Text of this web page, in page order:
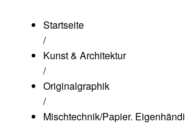
Startseite
/
Kunst & Architektur
/
Originalgraphik
/
Mischtechnik/Papier.